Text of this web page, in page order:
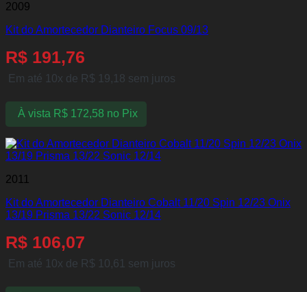
2009
Kit do Amortecedor Dianteiro Focus 09/13
R$ 191,76
Em até 10x de R$ 19,18 sem juros
À vista R$172,58 no Pix
2011
Kit do Amortecedor Dianteiro Cobalt 11/20 Spin 12/23 Onix
13/19 Prisma 13/22 Sonic 12/14
R$ 106,07
Em até 10x de R$ 10,61 sem juros